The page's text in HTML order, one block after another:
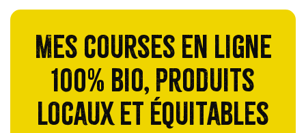
Mes courses en ligne
100% bio, produits
locaux et équitables